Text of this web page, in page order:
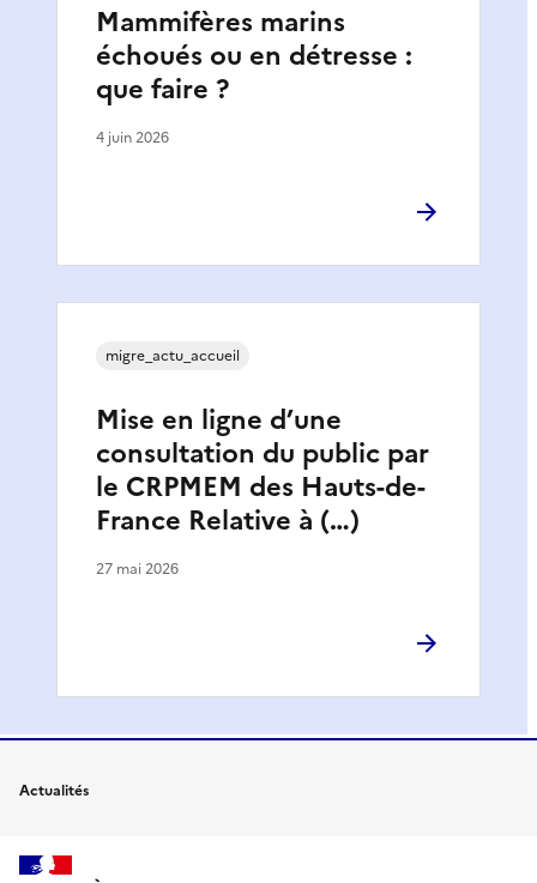
Mammifères marins
échoués ou en détresse :
que faire ?
4 juin 2026
Mise en ligne d’une
consultation du public par
le CRPMEM des Hauts-de-
France Relative à (…)
migre_actu_accueil
27 mai 2026
Actualités